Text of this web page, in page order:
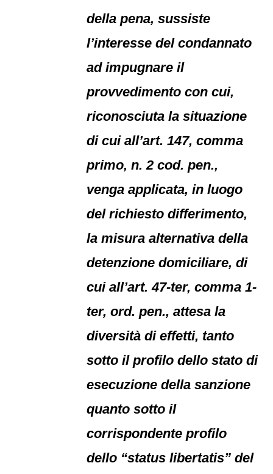
della pena, sussiste
l’interesse del condannato
ad impugnare il
provvedimento con cui,
riconosciuta la situazione
di cui all’art. 147, comma
primo, n. 2 cod. pen.,
venga applicata, in luogo
del richiesto differimento,
la misura alternativa della
detenzione domiciliare, di
cui all’art. 47-ter, comma 1-
ter, ord. pen., attesa la
diversità di effetti, tanto
sotto il profilo dello stato di
esecuzione della sanzione
quanto sotto il
corrispondente profilo
dello “status libertatis” del